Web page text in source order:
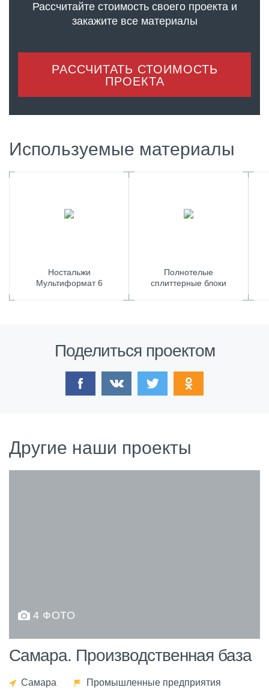
Рассчитайте стоимость своего проектаи
закажите все материалы
РАССЧИТАТЬ СТОИМОСТЬ
ПРОЕКТА
Используемые материалы
Ностальжи
Мультиформат 6
Полнотелые
сплиттерные блоки
Поделиться проектом
Другие наши проекты
4 ФОТО
Самара. Производственная база
Самара Промышленные предприятия